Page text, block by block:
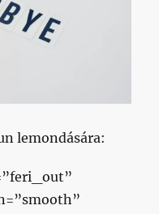
lemondására: